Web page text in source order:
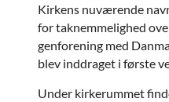
Kirkens nuværende
for taknemmelighed
genforening med
blev inddraget i første
Under kirkerummet